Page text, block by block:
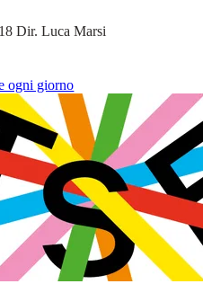
Dir. Luca Marsi
ogni giorno